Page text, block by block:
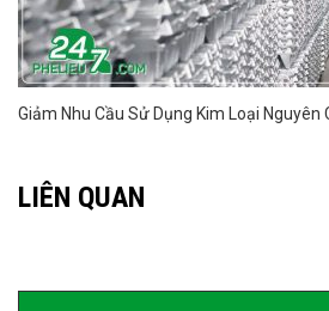
Giảm Nhu Cầu Sử Dụng Kim Loại Nguyên
LIÊN QUAN